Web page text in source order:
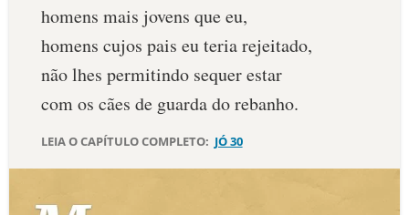
PALAVRA DO DIA
SALMO DO DIA
DEVOCIONAL DIÁRIO
ESTUDOS BÍBLICOS
homens mais jovens que eu,
homens cujos pais eu teria rejeitado,
não lhes permitindo sequer estar
com os cães de guarda do rebanho.
LEIA O CAPÍTULO COMPLETO: JÓ 30